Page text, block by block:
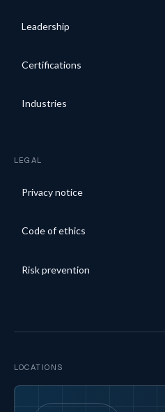
Leadership
Certifications
Industries
LEGAL
Privacy notice
Code of ethics
Risk prevention
LOCATIONS